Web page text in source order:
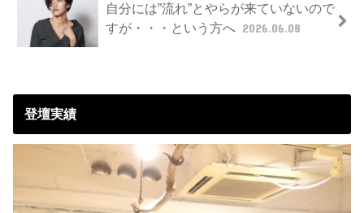
自分には”流れ”とやらが来ていないので
すが・・・という方へ 2026.06.08
登壇実績